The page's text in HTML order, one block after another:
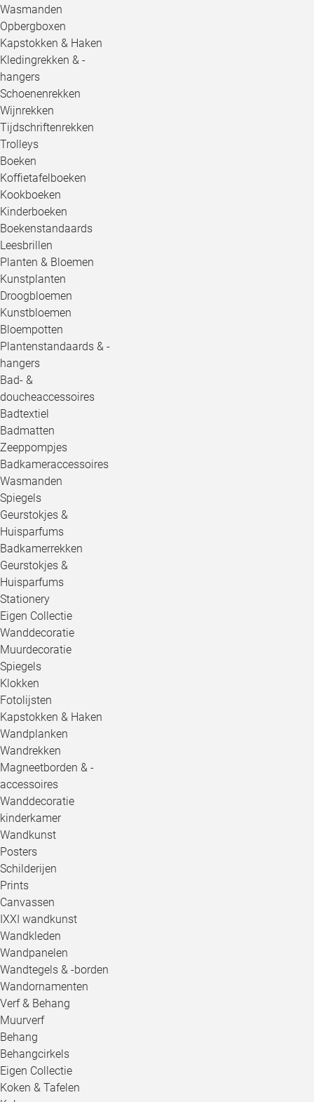
Wasmanden
Opbergboxen
Kapstokken & Haken
Kledingrekken & -
hangers
Schoenenrekken
Wijnrekken
Tijdschriftenrekken
Trolleys
Boeken
Koffietafelboeken
Kookboeken
Kinderboeken
Boekenstandaards
Leesbrillen
Planten & Bloemen
Kunstplanten
Droogbloemen
Kunstbloemen
Bloempotten
Plantenstandaards & -
hangers
Bad- &
doucheaccessoires
Badtextiel
Badmatten
Zeeppompjes
Badkameraccessoires
Wasmanden
Spiegels
Geurstokjes &
Huisparfums
Badkamerrekken
Geurstokjes &
Huisparfums
Stationery
Eigen Collectie
Wanddecoratie
Muurdecoratie
Spiegels
Klokken
Fotolijsten
Kapstokken & Haken
Wandplanken
Wandrekken
Magneetborden & -
accessoires
Wanddecoratie
kinderkamer
Wandkunst
Posters
Schilderijen
Prints
Canvassen
IXXI wandkunst
Wandkleden
Wandpanelen
Wandtegels & -borden
Wandornamenten
Verf & Behang
Muurverf
Behang
Behangcirkels
Eigen Collectie
Koken & Tafelen